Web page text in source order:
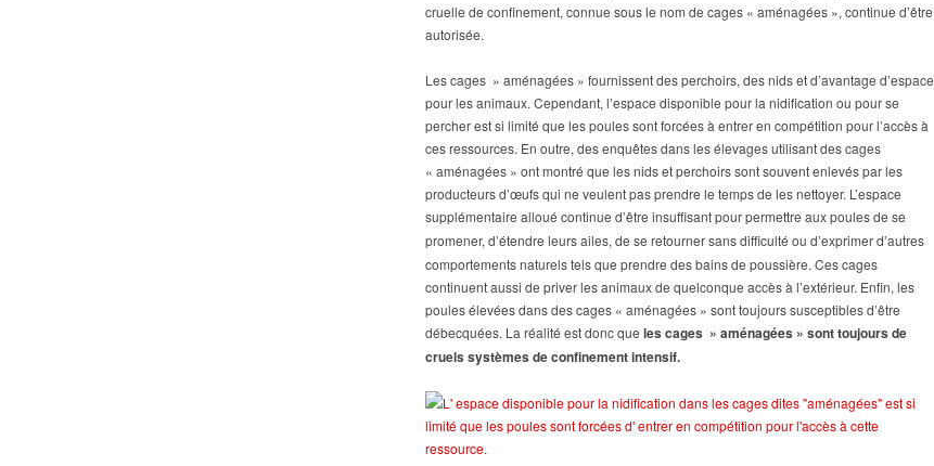
cruelle de confinement, connue sous le nom de cages « aménagées », continue d’être
autorisée.
Les cages » aménagées » fournissent des perchoirs, des nids et d’avantage d’espace
pour les animaux. Cependant, l’espace disponible pour la nidification ou pour se
percher est si limité que les poules sont forcées à entrer en compétition pour l’accès à
ces ressources. En outre, des enquêtes dans les élevages utilisant des cages
« aménagées » ont montré que les nids et perchoirs sont souvent enlevés par les
producteurs d’œufs qui ne veulent pas prendre le temps de les nettoyer. L’espace
supplémentaire alloué continue d’être insuffisant pourpermettre aux poules de se
promener, d’étendre leurs ailes, de se retournersans difficulté ou d’exprimer d’autres
comportements naturels tels que prendre des bains de poussière. Ces cages
continuent aussi de priver les animaux de quelconque accès à l’extérieur. Enfin, les
poules élevées dans des cages « aménagées » sont toujours susceptibles d’être
débecquées. La réalité est donc que les cages » aménagées » sont toujours de
cruels systèmes de confinement intensif.